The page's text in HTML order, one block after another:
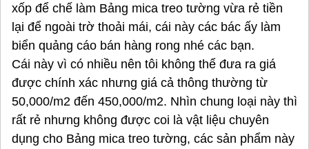
xốp để chế làm Bảng mica treo tường vừa rẻ tiền
lại để ngoài trờ thoải mái, cái này các bác ấy làm
biển quảng cáo bán hàng rong nhé các bạn.
Cái này vì có nhiều nên tôi không thể đưa ra giá
được chính xác nhưng giá cả thông thường từ
50,000/m2 đến 450,000/m2. Nhìn chung loại này thì
rất rẻ nhưng không được coi là vật liệu chuyên
dụng cho Bảng mica treo tường, các sản phẩm này